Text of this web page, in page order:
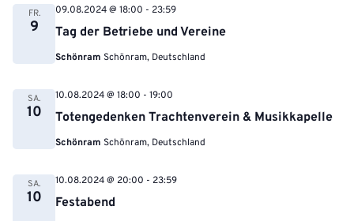
FR.
9 Tag der Betriebe und Vereine
09.08.2024 @ 18:00 - 23:59
Schönram Schönram, Deutschland
SA.
10 Totengedenken Trachtenverein & Musikkapelle
10.08.2024 @ 18:00 - 19:00
Schönram Schönram, Deutschland
SA.
10 Festabend
10.08.2024 @ 20:00 - 23:59